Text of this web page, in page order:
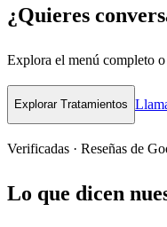
¿Quieres
Explora el menú completo
Explorar Tratamientos
Verificadas · Reseñas de
Lo que dicen